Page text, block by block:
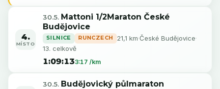
4.
MÍSTO
30.5. Mattoni 1/2Maraton České
Budějovice
SILNICE RUNCZECH 21,1 km·České Budějovice·
13. celkově
1:09:133:17 /km
30.5. Budějovický půlmaraton